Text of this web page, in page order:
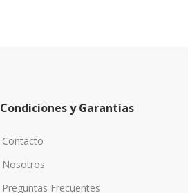
Condiciones y Garantías
Contacto
Nosotros
Preguntas Frecuentes